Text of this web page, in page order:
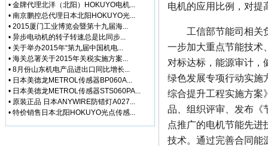
• [最新快讯]
【厂家
• [网站公告] 专业销售
• [网站公告] 日本日东
• [网站公告] 增田
• [网站公告] 太平贸易
• [网站公告] 小林记录
• [网站公告]
小西
• [网站公告]
2019-
• [网站公告] 小金井
• [网站公告] 指月制作
• 金牌代理北洋（北阳）HOKUYO电机...
• 南京鹏控总代理日本北阳HOKUYO光...
• 2015厦门工业博览会暨第十九届海...
• 异步电动机的转子转速总是比同步...
• 关于举办2015年“第九届中国机电...
• 海关总署关于2015年关税实施方案...
• 8月份山东机电产品进出口同比增长...
• 日本美德龙METROL传感器BP060A...
• 日本美德龙METROL传感器STS060PA...
• 原装正品 日本ANYWIRE防错灯A027...
• 特价销售日本北阳HOKUYO光点传感...
电机的应用比例，对提
工信部节能司相关负
一步加大重点节能技术
对标达标，能源审计，
绿色发展专项行动实施
综合提升工程实施方案
品、组织评审、发布《
点推广的电机节能先进
技术。通过完善合同能